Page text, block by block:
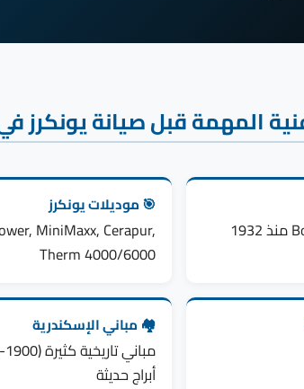
المهمة قبل صيانة يونكرز
🎯 موديلات يونكرز
MiniMaxx, Cerapur,
Therm 4000/6000
🏘️ مباني الإسكندرية
أبراج حديثة